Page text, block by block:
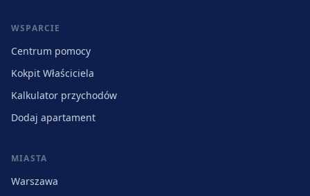
WSPARCIE
Centrum pomocy
Kokpit Właściciela
Kalkulator przychodów
Dodaj apartament
MIASTA
Warszawa